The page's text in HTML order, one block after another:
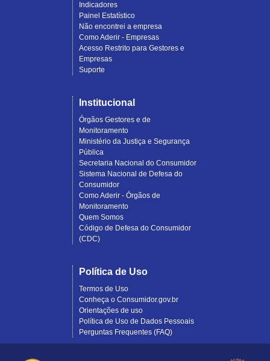
Indicadores
Painel Estatístico
Não encontrei a empresa
Como Aderir - Empresas
Acesso Restrito para Gestores e
Empresas
Suporte
Institucional
Órgãos Gestores e de
Monitoramento
Ministério da Justiça e Segurança
Pública
Secretaria Nacional do Consumidor
Sistema Nacional de Defesa do
Consumidor
Como Aderir - Órgãos de
Monitoramento
Quem Somos
Código de Defesa do Consumidor
(CDC)
Política de Uso
Termos de Uso
Conheça o Consumidor.gov.br
Orientações de uso
Política de Uso de Dados Pessoais
Perguntas Frequentes (FAQ)